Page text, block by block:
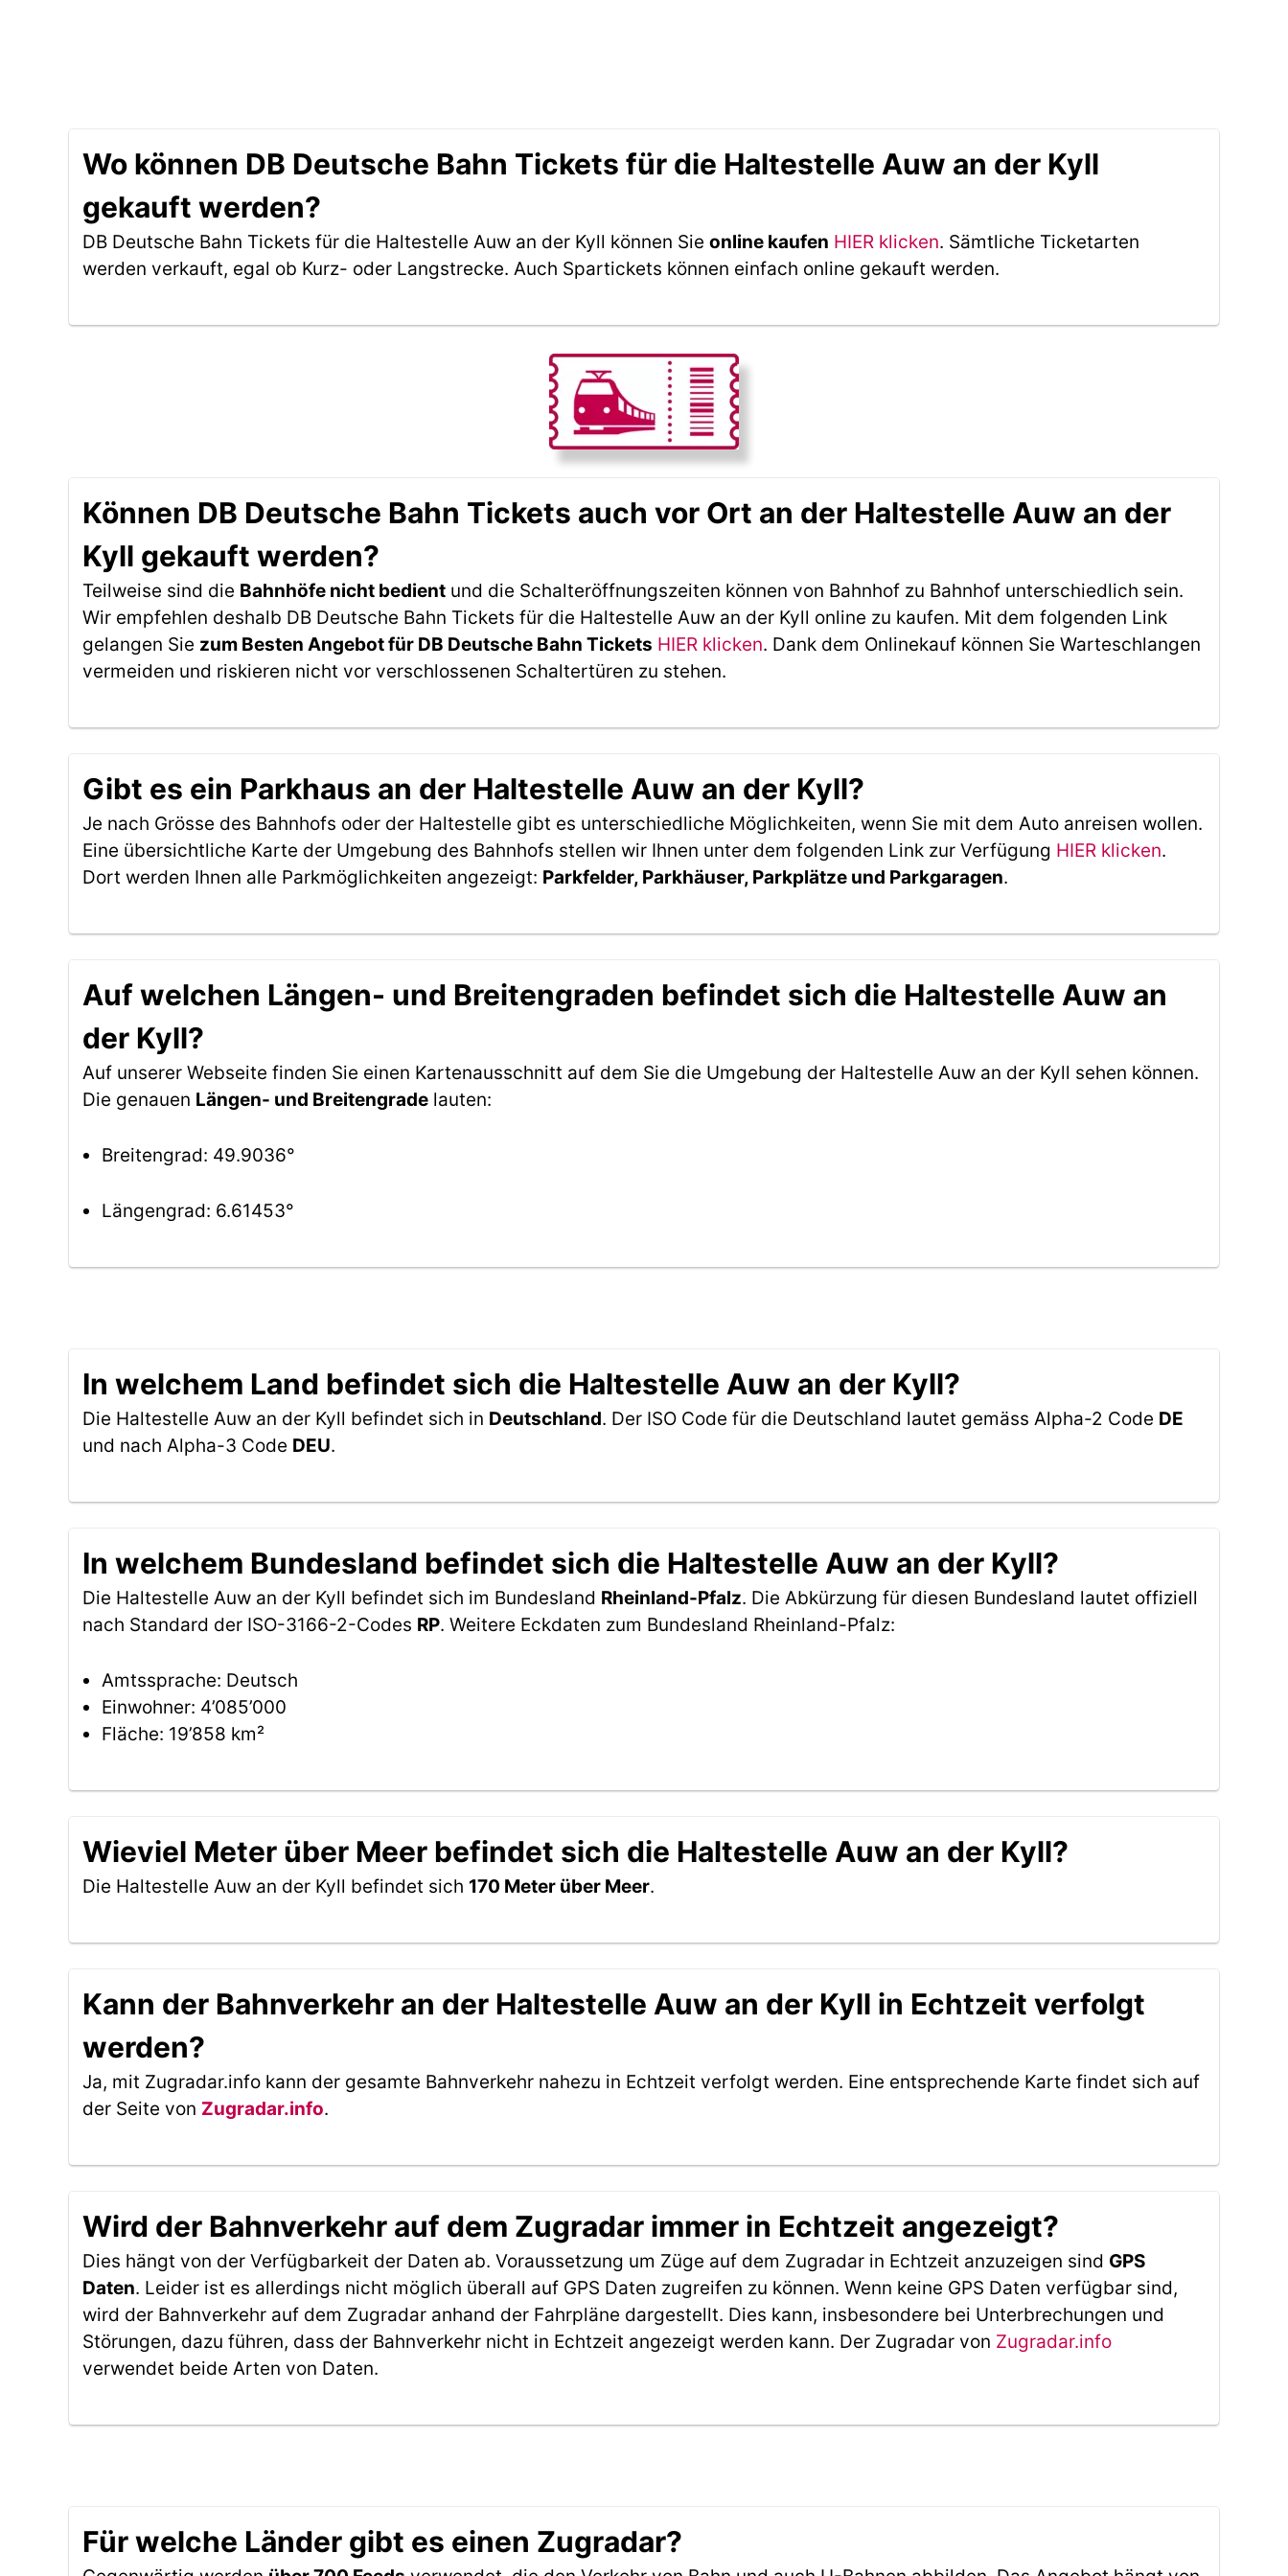
Wo können DB Deutsche Bahn Tickets für die Haltestelle Auw an der Kyll
gekauft werden?
DB Deutsche Bahn Tickets für die Haltestelle Auw an der Kyll können Sie online kaufen HIER klicken. Sämtliche Ticketarten
werden verkauft, egal ob Kurz- oder Langstrecke. Auch Spartickets können einfach online gekauft werden.
Können DB Deutsche Bahn Tickets auch vor Ort an der Haltestelle Auw an der
Kyll gekauft werden?
Teilweise sind die Bahnhöfe nicht bedient und die Schalteröffnungszeiten können von Bahnhof zu Bahnhof unterschiedlich sein.
Wir empfehlen deshalb DB Deutsche Bahn Tickets für die Haltestelle Auw an der Kyll online zu kaufen. Mit dem folgenden Link
gelangen Sie zum Besten Angebot für DB Deutsche Bahn Tickets HIER klicken. Dank dem Onlinekauf können Sie Warteschlangen
vermeiden und riskieren nicht vor verschlossenen Schaltertüren zu stehen.
Gibt es ein Parkhaus an der Haltestelle Auw an der Kyll?
Je nach Grösse des Bahnhofs oder der Haltestelle gibt es unterschiedliche Möglichkeiten, wenn Sie mit dem Auto anreisen wollen.
Eine übersichtliche Karte der Umgebung des Bahnhofs stellen wir Ihnen unter dem folgenden Link zur Verfügung HIER klicken.
Dort werden Ihnen alle Parkmöglichkeiten angezeigt: Parkfelder, Parkhäuser, Parkplätze und Parkgaragen.
Auf welchen Längen- und Breitengraden befindet sich die Haltestelle Auw an
der Kyll?
Auf unserer Webseite finden Sie einen Kartenausschnitt auf dem Sie die Umgebung der Haltestelle Auw an der Kyll sehen können.
Die genauen Längen- und Breitengrade lauten:
Breitengrad: 49.9036°
Längengrad: 6.61453°
In welchem Land befindet sich die Haltestelle Auw an der Kyll?
Die Haltestelle Auw an der Kyll befindet sich in Deutschland. Der ISO Code für die Deutschland lautet gemäss Alpha-2 Code DE
und nach Alpha-3 Code DEU.
In welchem Bundesland befindet sich die Haltestelle Auw an der Kyll?
Die Haltestelle Auw an der Kyll befindet sich im Bundesland Rheinland-Pfalz. Die Abkürzung für diesen Bundesland lautet offiziell
nach Standard der ISO-3166-2-Codes RP. Weitere Eckdaten zum Bundesland Rheinland-Pfalz:
Amtssprache: Deutsch
Einwohner: 4’085’000
Fläche: 19’858 km²
Wieviel Meter über Meer befindet sich die Haltestelle Auw an der Kyll?
Die Haltestelle Auw an der Kyll befindet sich 170 Meter über Meer.
Kann der Bahnverkehr an der Haltestelle Auw an der Kyll in Echtzeit verfolgt
werden?
Ja, mit Zugradar.info kann der gesamte Bahnverkehr nahezu in Echtzeit verfolgt werden. Eine entsprechende Karte findet sich auf
der Seite von Zugradar.info.
Wird der Bahnverkehr auf dem Zugradar immer in Echtzeit angezeigt?
Dies hängt von der Verfügbarkeit der Daten ab. Voraussetzung um Züge auf dem Zugradar in Echtzeit anzuzeigen sind GPS
Daten. Leider ist es allerdings nicht möglich überall auf GPS Daten zugreifen zu können. Wenn keine GPS Daten verfügbar sind,
wird der Bahnverkehr auf dem Zugradar anhand der Fahrpläne dargestellt. Dies kann, insbesondere bei Unterbrechungen und
Störungen, dazu führen, dass der Bahnverkehr nicht in Echtzeit angezeigt werden kann. Der Zugradar von Zugradar.info
verwendet beide Arten von Daten.
Für welche Länder gibt es einen Zugradar?